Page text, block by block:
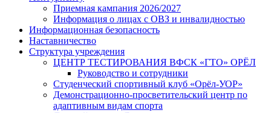
Приемная кампания 2026/2027
Информация о лицах с ОВЗ и инвалидностью
Информационная безопасность
Наставничество
Структура учреждения
ЦЕНТР ТЕСТИРОВАНИЯ ВФСК «ГТО» ОРЁЛ
Руководство и сотрудники
Студенческий спортивный клуб «Орёл-УОР»
Демонстрационно-просветительский центр по
адаптивным видам спорта